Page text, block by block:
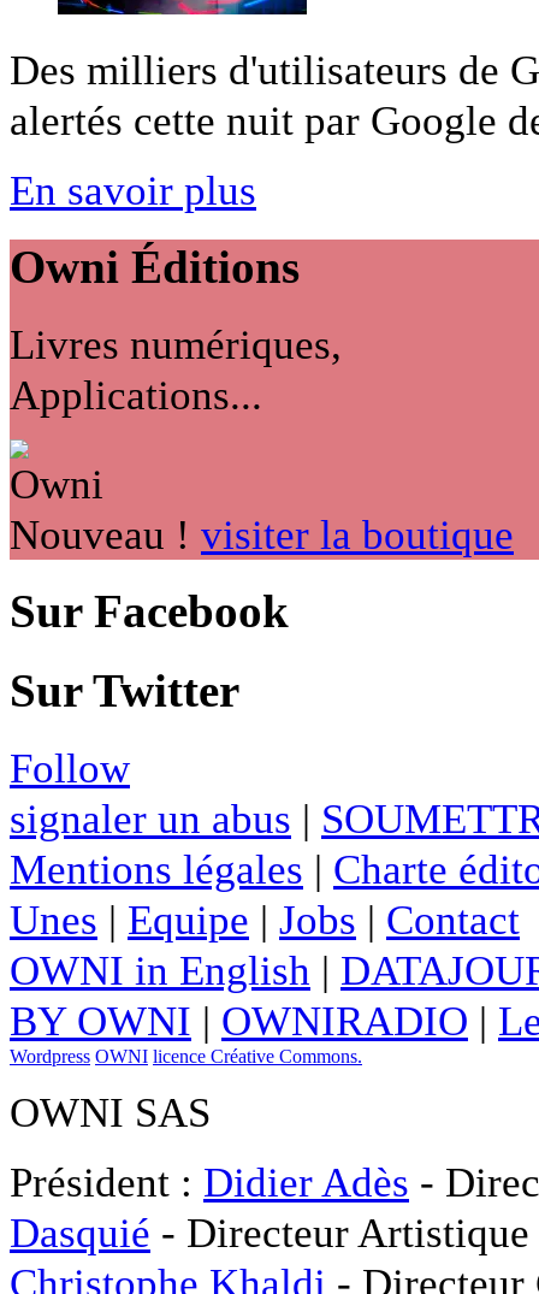
Des milliers d'utilisateurs de
alertés cette nuit par Google
En savoir plus
Owni Éditions
Livres numériques,
Applications...
Nouveau ! visiter la boutique
Sur Facebook
Sur Twitter
Follow
signaler un abus |
Mentions légales | Charte
Unes | Equipe | Jobs | Contact
OWNI in English |
BY OWNI | OWNIRADIO |
Wordpress OWNI licence Créative Commons.
OWNI SAS
Président : Didier Adès -
Dasquié - Directeur
Christophe Khaldi -